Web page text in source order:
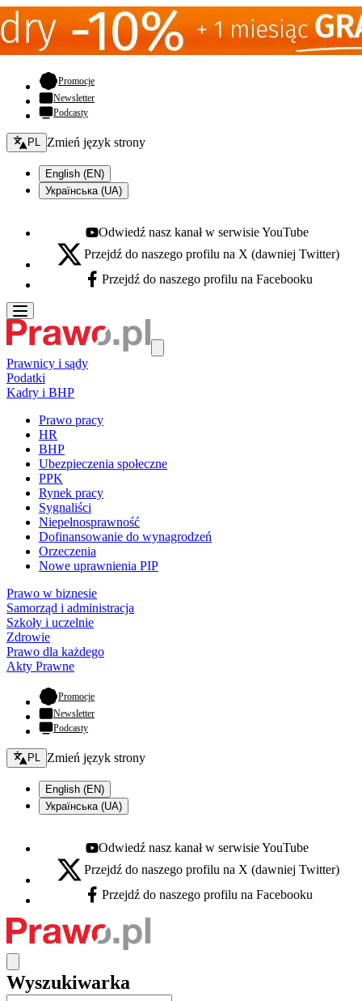
Promocje- otwiera się w nowej karcie
Newsletter
Podcasty
Zmień język - bieżący:
PL Zmień język strony
English (EN)
Українська (UA)
Youtube - otwiera się w nowej karcie
Odwiedź nasz kanał w serwisie YouTube
X - otwiera się w nowej karcie
Przejdź do naszego profilu na X (dawniej Twitter)
Facebook - otwiera się w nowej karcie
Przejdź do naszego profilu na Facebooku
Prawnicy i sądy
Podatki
Kadry i BHP
Prawo pracy
HR
BHP
Ubezpieczenia społeczne
PPK
Rynek pracy
Sygnaliści
Niepełnosprawność
Dofinansowanie do wynagrodzeń
Orzeczenia
Nowe uprawnienia PIP
Prawo w biznesie
Samorząd i administracja
Szkoły i uczelnie
Zdrowie
Prawo dla każdego
Akty Prawne
Promocje- otwiera się w nowej karcie
Newsletter
Podcasty
Zmień język - bieżący:
PL Zmień język strony
English (EN)
Українська (UA)
Youtube - otwiera się w nowej karcie
Odwiedź nasz kanał w serwisie YouTube
X - otwiera się w nowej karcie
Przejdź do naszego profilu na X (dawniej Twitter)
Facebook - otwiera się w nowej karcie
Przejdź do naszego profilu na Facebooku
Wyszukiwarka